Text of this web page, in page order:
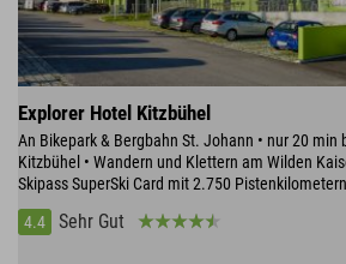
Explorer Hotel Kitzbühel
An Bikepark & Bergbahn St. Johann • nur 20 min
Kitzbühel • Wandern und Klettern am Wilden
Skipass SuperSki Card mit 2.750 Pistenkilometern
4.4
Sehr Gut